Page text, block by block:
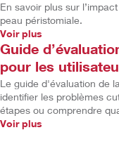
En savoir plus sur
peau péristomiale.
Voir plus
Guide
pour les
Le guide d'évaluation de
identifier les problèmes
étapes ou comprendre
Voir plus